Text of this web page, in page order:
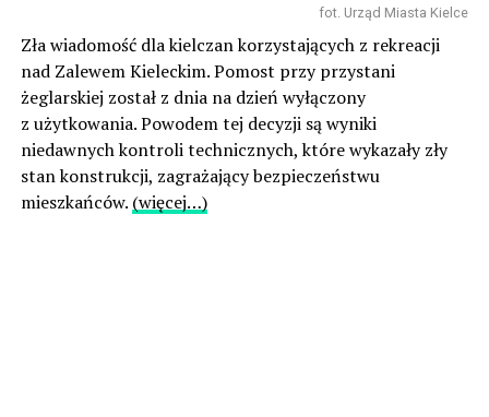
fot. Urząd Miasta Kielce
Zła wiadomość dla kielczan korzystających z rekreacji
nad Zalewem Kieleckim. Pomost przy przystani
żeglarskiej został z dnia na dzień wyłączony
z użytkowania. Powodem tej decyzji są wyniki
niedawnych kontroli technicznych, które wykazały zły
stan konstrukcji, zagrażający bezpieczeństwu
mieszkańców. (więcej…)